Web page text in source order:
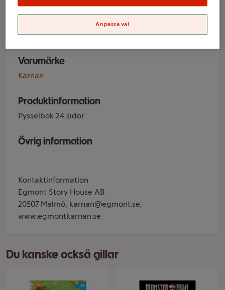
Pysselbok spidey
Varumärke
Kärnan
Produktinformation
Pysselbok 24 sidor
Övrig information
Kontaktinformation
Egmont Story House AB
20507 Malmö, karnan@egmont.se,
www.egmontkarnan.se
Du kanske också gillar
Anpassa val